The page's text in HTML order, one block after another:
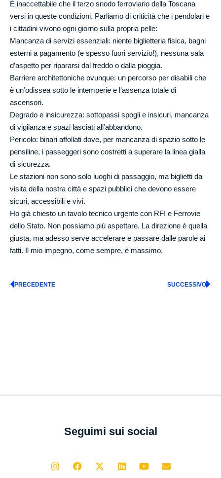
È inaccettabile che il terzo snodo ferroviario della Toscana
versi in queste condizioni. Parliamo di criticità che i pendolari e
i cittadini vivono ogni giorno sulla propria pelle:
Mancanza di servizi essenziali: niente biglietteria fisica, bagni
esterni a pagamento (e spesso fuori servizio!), nessuna sala
d’aspetto per ripararsi dal freddo o dalla pioggia.
Barriere architettoniche ovunque: un percorso per disabili che
è un’odissea sotto le intemperie e l’assenza totale di
ascensori.
Degrado e insicurezza: sottopassi spogli e insicuri, mancanza
di vigilanza e spazi lasciati all’abbandono.
Pericolo: binari affollati dove, per mancanza di spazio sotto le
pensiline, i passeggeri sono costretti a superare la linea gialla
di sicurezza.
Le stazioni non sono solo luoghi di passaggio, ma biglietti da
visita della nostra città e spazi pubblici che devono essere
sicuri, accessibili e vivi.
Ho già chiesto un tavolo tecnico urgente con RFI e Ferrovie
dello Stato. Non possiamo più aspettare. La direzione è quella
giusta, ma adesso serve accelerare e passare dalle parole ai
fatti. Il mio impegno, come sempre, è massimo.
PRECEDENTE SUCCESSIVO
Seguimi sui social